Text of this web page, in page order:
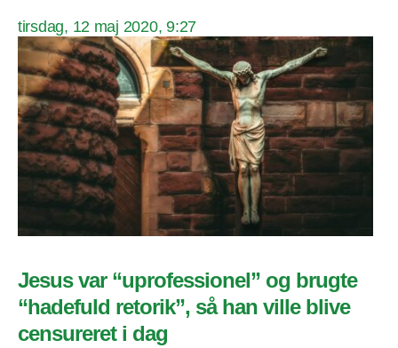
tirsdag, 12 maj 2020, 9:27
Jesus var “uprofessionel” og brugte
“hadefuld retorik”, så han ville blive
censureret i dag